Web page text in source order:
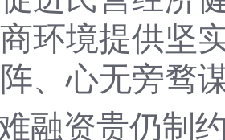
环境提供坚
、心无旁骛
融资贵仍制